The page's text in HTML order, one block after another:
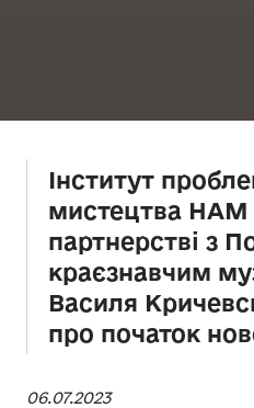
Інститут
мистецтва НАМ
партнерстві з
краєзнавчим
Василя
про початок
06.07.2023